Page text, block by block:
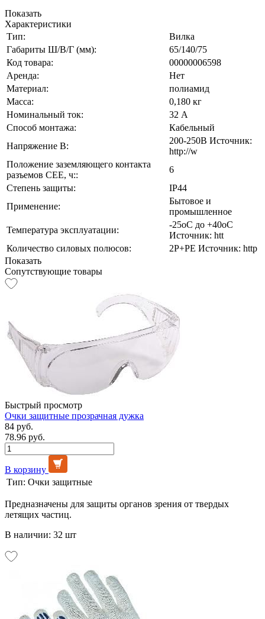
Показать
Характеристики
Тип:
Вилка
Габариты Ш/В/Г (мм):
65/140/75
Код товара:
00000006598
Аренда:
Нет
Материал:
полиамид
Масса:
0,180 кг
Номинальный ток:
32 А
Способ монтажа:
Кабельный
Напряжение В:
200-250В Источник:
http://w
Положение заземляющего контакта
разъемов CEE, ч::
6
Степень защиты:
IP44
Применение:
Бытовое и
промышленное
Температура эксплуатации:
-25оС до +40оС
Источник: htt
Количество силовых полюсов:
2Р+РЕ Источник: http
Показать
Сопутствующие товары
Быстрый просмотр
Очки защитные прозрачная дужка
84 руб.
78.96 руб.
В корзину
Тип: Очки защитные
Предназначены для защиты органов зрения от твердых
летящих частиц.
В наличии: 32 шт